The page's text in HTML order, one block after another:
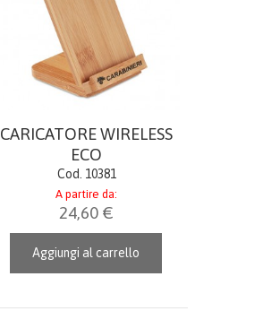
CARICATORE WIRELESS
ECO
Cod. 10381
A partire da:
24,60 €
Aggiungi al carrello